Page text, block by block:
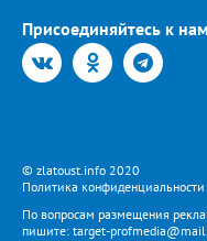
Присоединяйтесь к нам
© zlatoust.info 2020
Политика конфиденциальности
По вопросам размещения
пишите: target-